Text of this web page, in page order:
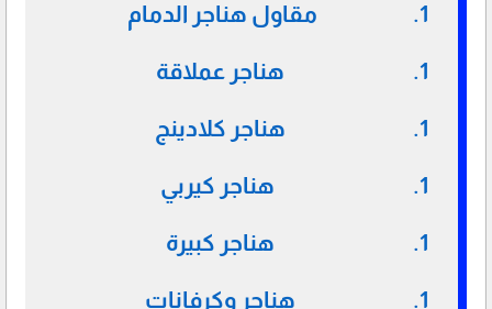
مقاول هناجر الدمام
هناجر عملاقة
هناجر كلادينج
هناجر كيربي
هناجر كبيرة
هناجر وكرفانات